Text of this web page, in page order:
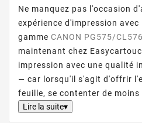
Ne manquez pas l'occasion
expérience d'impression
gamme CANON PG575/CL576
maintenant chez
impression avec une qualité
— car lorsqu'il s'agit d'offrir
feuille, se contenter de
Lire la suite▾